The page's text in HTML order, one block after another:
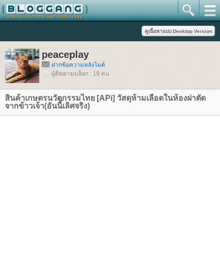
peaceplay
ฝากข้อความหลังไมค์
ผู้ติดตามบล็อก : 19 คน
สินค้าเกษตรนวัตกรรมไทย [APi] วัสดุห้ามเลือดในห้องผ่าตัด
จากข้าวเจ้า(อันนี้เลิศจริง)